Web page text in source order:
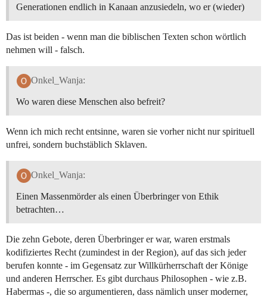
Generationen endlich in Kanaan anzusiedeln, wo er (wieder)
Das ist beiden - wenn man die biblischen Texten schon wörtlich
nehmen will - falsch.
Onkel_Wanja:
Wo waren diese Menschen also befreit?
Wenn ich mich recht entsinne, waren sie vorher nicht nur spirituell
unfrei, sondern buchstäblich Sklaven.
Onkel_Wanja:
Einen Massenmörder als einen Überbringer von Ethik
betrachten…
Die zehn Gebote, deren Überbringer er war, waren erstmals
kodifiziertes Recht (zumindest in der Region), auf das sich jeder
berufen konnte - im Gegensatz zur Willkürherrschaft der Könige
und anderen Herrscher. Es gibt durchaus Philosophen - wie z.B.
Habermas -, die so argumentieren, dass nämlich unser moderner,